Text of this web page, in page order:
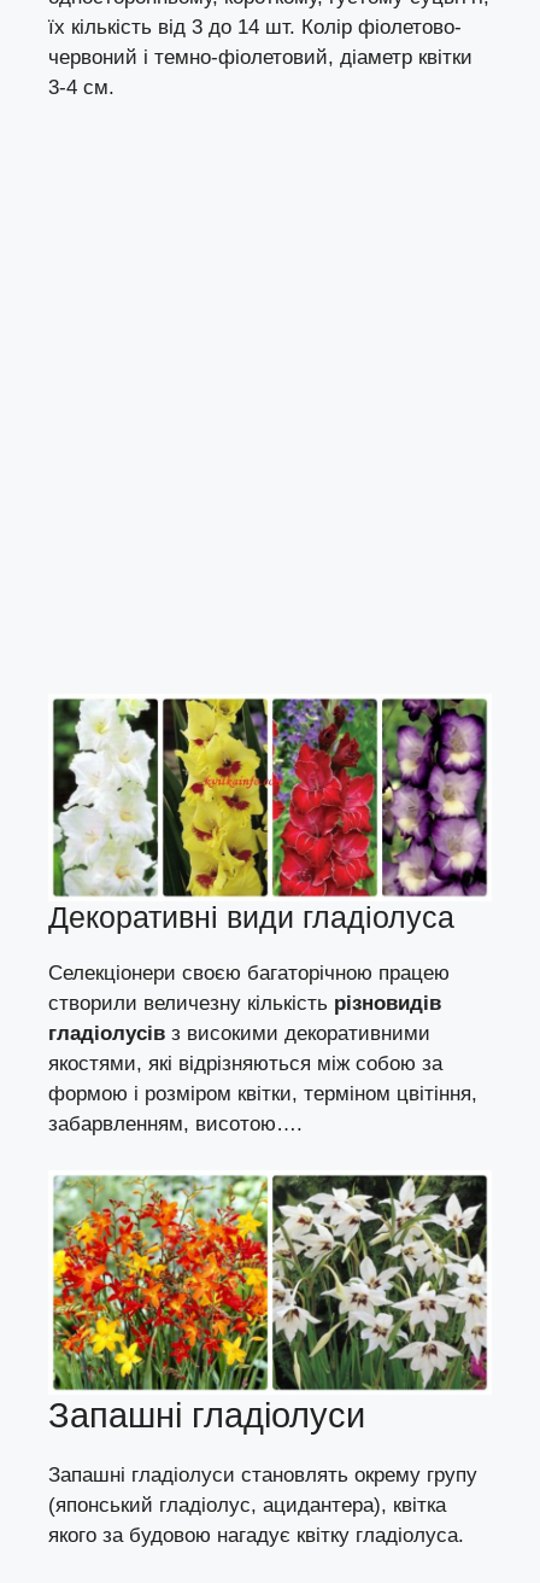
їх кількість від 3 до 14 шт. Колір фіолетово-
червоний і темно-фіолетовий, діаметр квітки
3-4 см.
Декоративні види гладіолуса
Селекціонери своєю багаторічною працею
створили величезну кількість різновидів
гладіолусів з високими декоративними
якостями, які відрізняються між собою за
формою і розміром квітки, терміном цвітіння,
забарвленням, висотою….
Запашні гладіолуси
Запашні гладіолуси становлять окрему групу
(японський гладіолус, ацидантера), квітка
якого за будовою нагадує квітку гладіолуса.